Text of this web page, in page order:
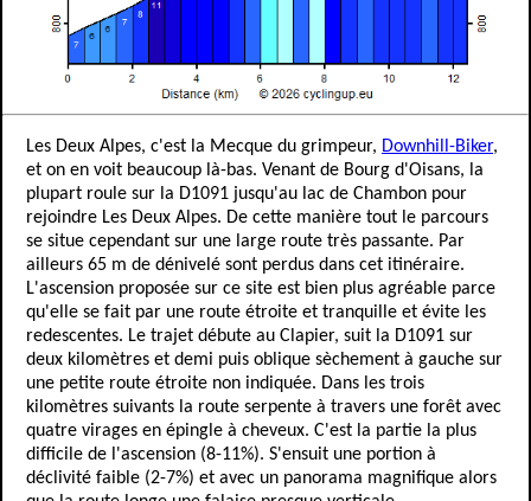
Les Deux Alpes, c'est la Mecque du grimpeur, Downhill-Biker,
et on en voit beaucoup là-bas. Venant de Bourg d'Oisans, la
plupart roule sur la D1091 jusqu'au lac de Chambon pour
rejoindre Les Deux Alpes. De cette manière tout le parcours
se situe cependant sur une large route très passante. Par
ailleurs 65 m de dénivelé sont perdus dans cet itinéraire.
L'ascension proposée sur ce site est bien plus agréable parce
qu'elle se fait par une route étroite et tranquille et évite les
redescentes. Le trajet débute au Clapier, suit la D1091 sur
deux kilomètres et demi puis oblique sèchement à gauche sur
une petite route étroite non indiquée. Dans les trois
kilomètres suivants la route serpente à travers une forêt avec
quatre virages en épingle à cheveux. C'est la partie la plus
difficile de l'ascension (8-11%). S'ensuit une portion à
déclivité faible (2-7%) et avec un panorama magnifique alors